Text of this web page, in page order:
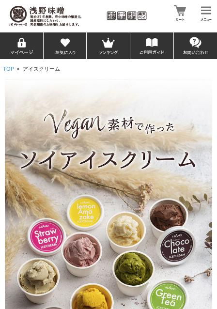
TOP > アイスクリーム